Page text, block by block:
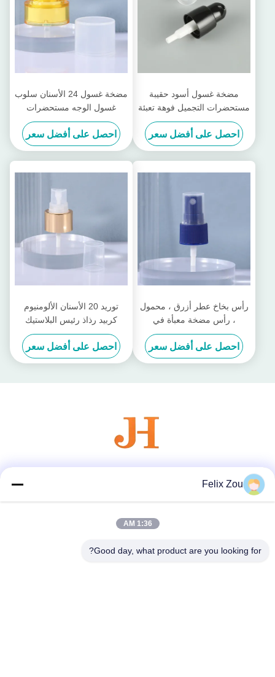
مضخة غسول أسود حقيبة
مستحضرات التجميل فوهة تعبئة
البلاستيك البطريق رئيس جوهر
سائل الأساس السائل مضخة
احصل على أفضل سعر
مضخة غسول 24 الأسنان سلوب
غسول الوجه مستحضرات
التجميل زجاجة مضخة رغوة
فرك نصف غطاء مضخة محلول
احصل على أفضل سعر
رأس بخاخ عطر أزرق ، محمول
، رأس مضخة معبأة في
زجاجات ، 18 سنًا ، زجاجة عطر
، رأس رش
احصل على أفضل سعر
توريد 20 الأسنان الألومنيوم
كربيد رذاذ رئيس البلاستيك
نصف غطاء زجاجة التعبئة
والتغليف مستحضرات التجميل
فوهة
احصل على أفضل سعر
Felix Zou
1:36 AM
Good day, what product are you looking for?